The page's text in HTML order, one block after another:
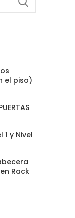
el piso)
y Nivel
Rack